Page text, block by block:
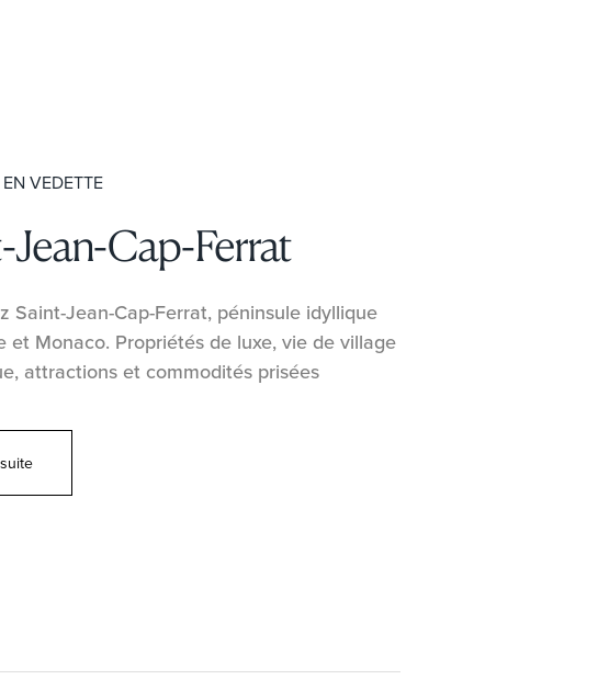
VEDETTE
Jean-Cap-Ferrat
Saint-Jean-Cap-Ferrat, péninsule idyllique
et Monaco. Propriétés de luxe, vie de village
attractions et commodités prisées